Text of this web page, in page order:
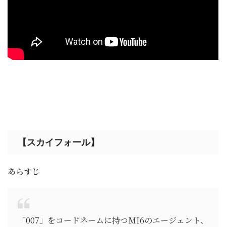
【スカイフォール】
あらすじ
「007」をコードネームに持つMI6のエージェント、